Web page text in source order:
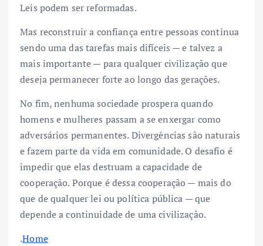
Leis podem ser reformadas.
Mas reconstruir a confiança entre pessoas continua
sendo uma das tarefas mais difíceis — e talvez a
mais importante — para qualquer civilização que
deseja permanecer forte ao longo das gerações.
No fim, nenhuma sociedade prospera quando
homens e mulheres passam a se enxergar como
adversários permanentes. Divergências são naturais
e fazem parte da vida em comunidade. O desafio é
impedir que elas destruam a capacidade de
cooperação. Porque é dessa cooperação — mais do
que de qualquer lei ou política pública — que
depende a continuidade de uma civilização.
.Home